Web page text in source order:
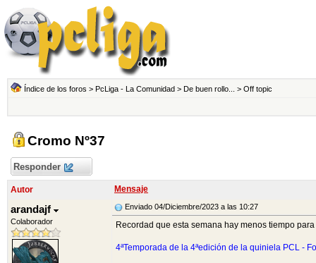
Índice de los foros > PcLiga - La Comunidad > De buen rollo... > Off topic
Cromo Nº37
Responder
Autor Mensaje
arandajf
Colaborador
Enviado 04/Diciembre/2023 a las 10:27
Recordad que esta semana hay menos tiempo
4ªTemporada de la 4ªedición de la quiniela PCL -